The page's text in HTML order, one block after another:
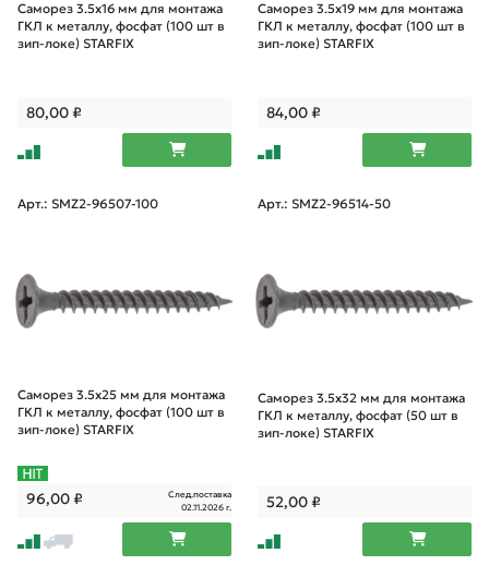
Саморез 3.5х16 мм для монтажа
ГКЛ к металлу, фосфат (100 шт в
зип-локе) STARFIX
80,00₽
Саморез 3.5х19 мм для монтажа
ГКЛ к металлу, фосфат (100 шт в
зип-локе) STARFIX
84,00₽
Арт.: SMZ2-96507-100
Саморез 3.5х25 мм для монтажа
ГКЛ к металлу, фосфат (100 шт в
зип-локе) STARFIX
96,00₽
След.поставка
02.11.2026 г.
Арт.: SMZ2-96514-50
Саморез 3.5х32 мм для монтажа
ГКЛ к металлу, фосфат (50 шт в
зип-локе) STARFIX
52,00₽